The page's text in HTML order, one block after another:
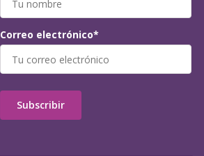
Correo electrónico*
Subscribir